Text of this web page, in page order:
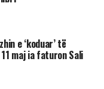
e ‘koduar’ të
maj ia faturon Sali